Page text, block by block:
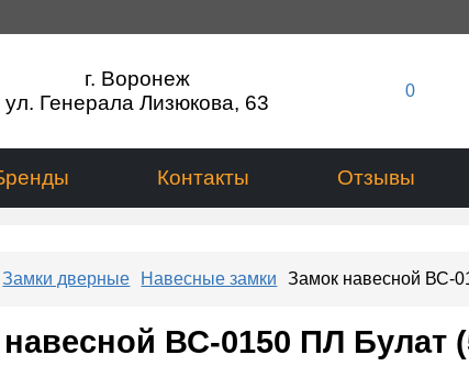
г. Воронеж
ул. Генерала Лизюкова, 63
0
Контакты Отзывы
Замки дверные Навесные замки Замок навесной ВС-
ВС-0150 ПЛ Булат